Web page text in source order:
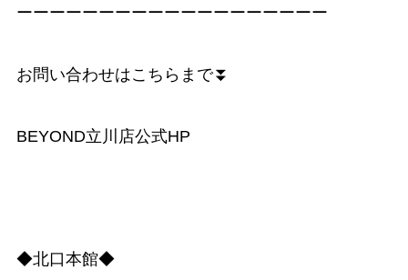
ーーーーーーーーーーーーーーーーーーー
お問い合わせはこちらまで⏬
BEYOND立川店公式HP
◆北口本館◆